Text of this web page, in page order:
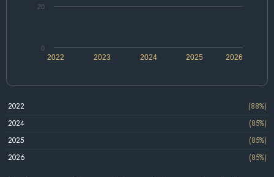
2022 2024 2026
2023 2025
0
20
2022
(88%)
2024
(85%)
2025
(85%)
2026
(85%)